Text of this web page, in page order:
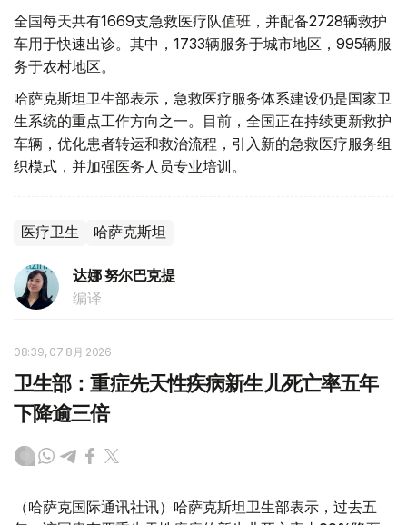
全国每天共有1669支急救医疗队值班，并配备2728辆救护
车用于快速出诊。其中，1733辆服务于城市地区，995辆服
务于农村地区。
哈萨克斯坦卫生部表示，急救医疗服务体系建设仍是国家卫
生系统的重点工作方向之一。目前，全国正在持续更新救护
车辆，优化患者转运和救治流程，引入新的急救医疗服务组
织模式，并加强医务人员专业培训。
医疗卫生 哈萨克斯坦
达娜 努尔巴克提
编译
08:39, 07 8月 2026
卫生部：重症先天性疾病新生儿死亡率五年
下降逾三倍
（哈萨克国际通讯社讯）哈萨克斯坦卫生部表示，过去五